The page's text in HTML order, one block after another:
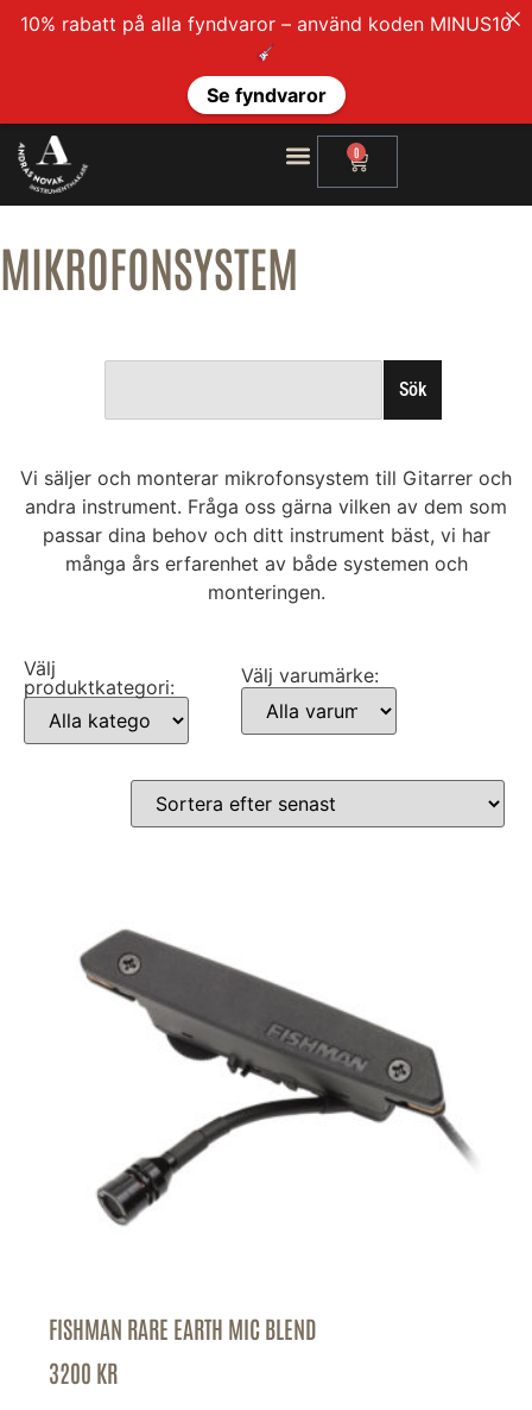
0
MIKROFONSYSTEM
Sök
Vi säljer och monterar mikrofonsystem till Gitarrer och
andra instrument. Fråga oss gärna vilken av dem som
passar dina behov och ditt instrument bäst, vi har
många års erfarenhet av både systemen och
monteringen.
Välj
produktkategori:
Välj varumärke:
FISHMAN RARE EARTH MIC BLEND
3200 KR
10% rabatt på alla fyndvaror – använd koden MINUS10
Se fyndvaror